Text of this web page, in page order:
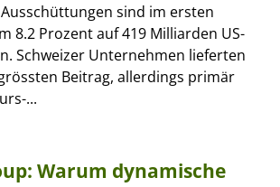
sind im ersten
8.2 Prozent auf 419 Milliarden US-
Schweizer Unternehmen lieferten
Beitrag, allerdings primär
...
Warum dynamische